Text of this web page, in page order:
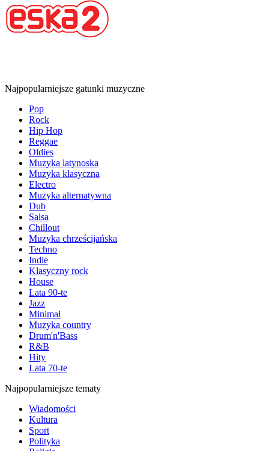
Najpopularniejsze gatunki muzyczne
Pop
Rock
Hip Hop
Reggae
Oldies
Muzyka latynoska
Muzyka klasyczna
Electro
Muzyka alternatywna
Dub
Salsa
Chillout
Muzyka chrześcijańska
Techno
Indie
Klasyczny rock
House
Lata 90-te
Jazz
Minimal
Muzyka country
Drum'n'Bass
R&B
Hity
Lata 70-te
Najpopularniejsze tematy
Wiadomości
Kultura
Sport
Polityka